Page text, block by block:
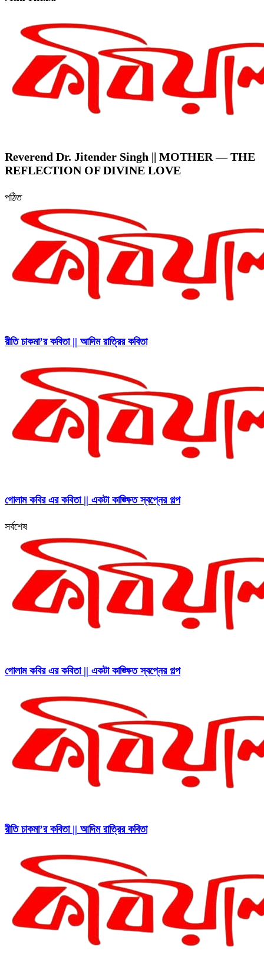
Reverend Dr. Jitender Singh || MOTHER — THE
REFLECTION OF DIVINE LOVE
পঠিত
রীতি চাকমা’র কবিতা || আদিম রাত্রির কবিতা
গোলাম কবির এর কবিতা || একটা কাঙ্ক্ষিত স্বপ্নের গল্প
সর্বশেষ
গোলাম কবির এর কবিতা || একটা কাঙ্ক্ষিত স্বপ্নের গল্প
রীতি চাকমা’র কবিতা || আদিম রাত্রির কবিতা